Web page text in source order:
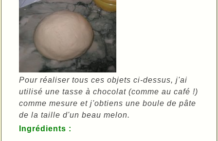
Pour réaliser tous ces objets ci-dessus, j'ai
utilisé une tasse à chocolat (comme au café !)
comme mesure et j'obtiens une boule de pâte
de la taille d'un beau melon.
Ingrédients :